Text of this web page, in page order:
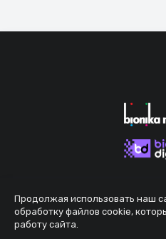
Продолжая использовать наш
обработку файлов cookie,
работу сайта.